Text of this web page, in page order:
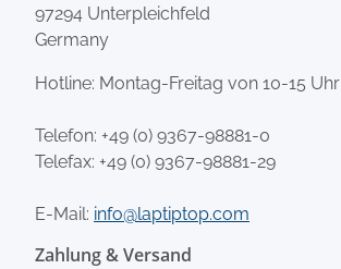
97294 Unterpleichfeld
Germany
Hotline: Montag-Freitag von 10-15 Uhr
Telefon: +49 (0) 9367-98881-0
Telefax: +49 (0) 9367-98881-29
E-Mail: info@laptiptop.com
Zahlung & Versand